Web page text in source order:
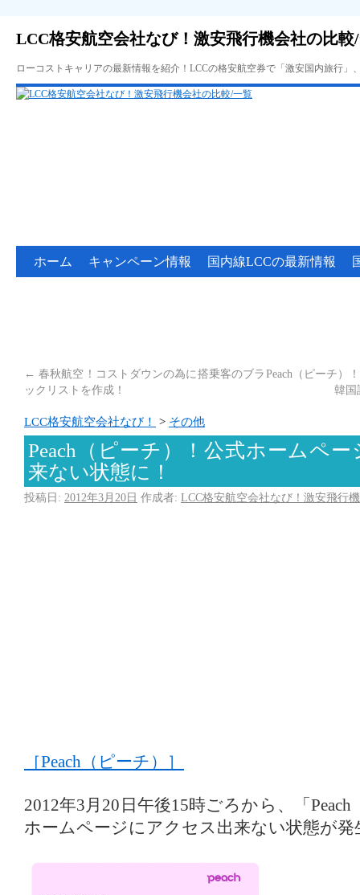
LCC格安航空会社なび！激安飛行機会社の比較
ローコストキャリアの最新情報を紹介！LCCの格安航空券で「激安国内旅行
ホーム キャンペーン情報 国内線LCCの最新情報
← 春秋航空！コストダウンの為に搭乗客のブラ
ックリストを作成！
Peach（ピーチ）
韓国
LCC格安航空会社なび！ > その他
Peach（ピーチ）！公式ホームペ
来ない状態に！
投稿日: 2012年3月20日 作成者: LCC格安航空会社なび！激安飛行
［Peach（ピーチ）］
2012年3月20日午後15時ごろから、「
ホームページにアクセス出来ない状態が